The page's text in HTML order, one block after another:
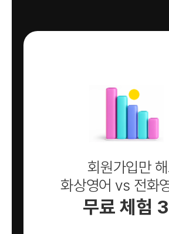
회원가입만
화상영어 vs 전화
무료 체험